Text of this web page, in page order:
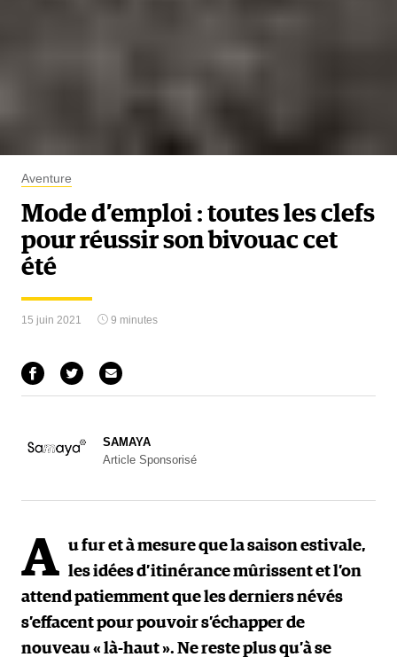
Aventure
Mode d’emploi : toutes les clefs
pour réussir son bivouac cet
été
15 juin 2021 9 minutes
SAMAYA
Article Sponsorisé
A u fur et à mesure que la saison estivale,
les idées d’itinérance mûrissent et l’on
attend patiemment que les derniers névés
s’effacent pour pouvoir s’échapper de
nouveau « là-haut ». Ne reste plus qu’à se